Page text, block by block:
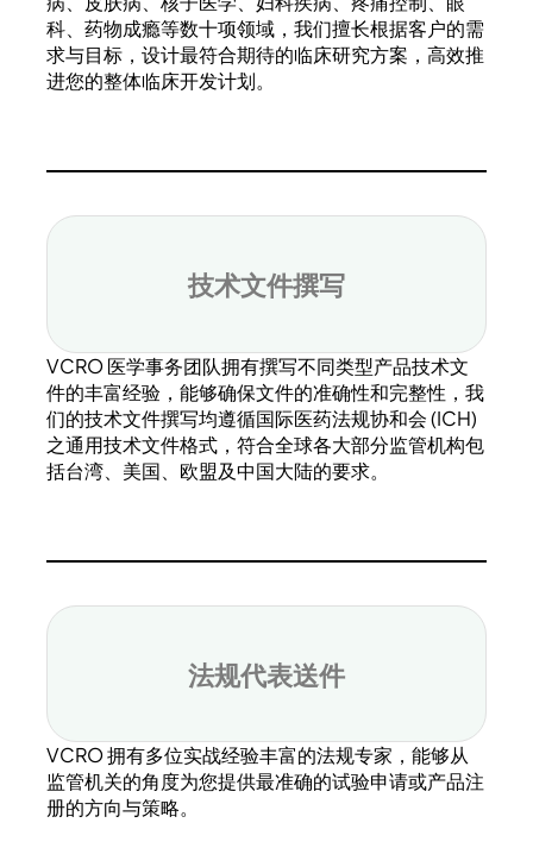
科、药物成瘾等数十项领域，我们擅长根据客户的需
求与目标，设计最符合期待的临床研究方案，高效推
进您的整体临床开发计划。
技术文件撰写
VCRO 医学事务团队拥有撰写不同类型产品技术文
件的丰富经验，能够确保文件的准确性和完整性，我
们的技术文件撰写均遵循国际医药法规协和会 (ICH)
之通用技术文件格式，符合全球各大部分监管机构包
括台湾、美国、欧盟及中国大陆的要求。
法规代表送件
VCRO 拥有多位实战经验丰富的法规专家，能够从
监管机关的角度为您提供最准确的试验申请或产品注
册的方向与策略。